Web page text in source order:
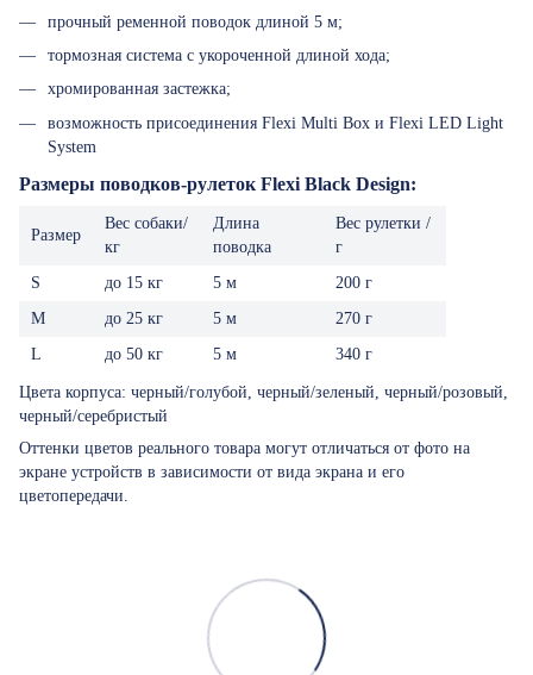
прочный ременной поводок длиной 5 м;
тормозная система с укороченной длиной хода;
хромированная застежка;
возможность присоединения Flexi Multi Box и Flexi LED Light
System
Размеры поводков-рулеток Flexi Black Design:
Размер
Вес собаки/
кг
Длина
поводка
Вес рулетки /
г
S
до 15 кг 5 м
200 г
M
до 25 кг 5 м
270 г
L
до 50 кг 5 м 340 г
Цвета корпуса: черный/голубой, черный/зеленый, черный/розовый,
черный/серебристый
Оттенки цветов реального товара могут отличаться от фото на
экране устройств в зависимости от вида экрана и его
цветопередачи.